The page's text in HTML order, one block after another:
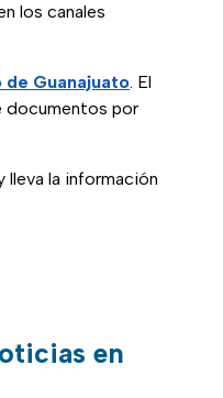
los canales
de Guanajuato. El
documentos por
lleva la información
en